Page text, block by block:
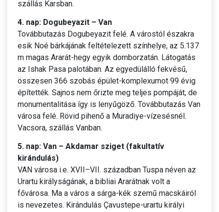
szállás Karsban.
4. nap: Dogubeyazit – Van
Továbbutazás Dogubeyazit felé. A várostól északra
esik Noé bárkájának feltételezett színhelye, az 5.137
m magas Ararát-hegy egyik domborzatán. Látogatás
az Ishak Pasa palotában. Az egyedülálló fekvésű,
összesen 366 szobás épület-komplexumot 99 évig
építették. Sajnos nem őrizte meg teljes pompáját, de
monumentalitása így is lenyűgöző. Továbbutazás Van
városa felé. Rövid pihenő a Muradiye-vízesésnél.
Vacsora, szállás Vanban.
5. nap: Van – Akdamar sziget (fakultatív
kirándulás)
VAN városa i.e. XVII–VII. században Tuspa néven az
Urartu királyságának, a bibliai Ararátnak volt a
fővárosa. Ma a város a sárga-kék szemű macskáiról
is nevezetes. Kirándulás Çavustepe-urartu királyi